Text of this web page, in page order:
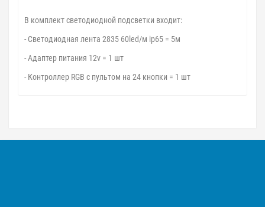
В комплект светодиодной подсветки входит:
- Светодиодная лента 2835 60led/м ip65 = 5м
- Адаптер питания 12v = 1 шт
- Контроллер RGB с пультом на 24 кнопки = 1 шт